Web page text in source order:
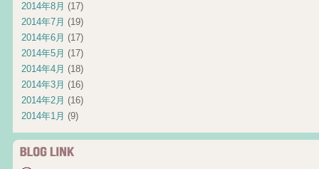
2014年8月 (17)
2014年7月 (19)
2014年6月 (17)
2014年5月 (17)
2014年4月 (18)
2014年3月 (16)
2014年2月 (16)
2014年1月 (9)